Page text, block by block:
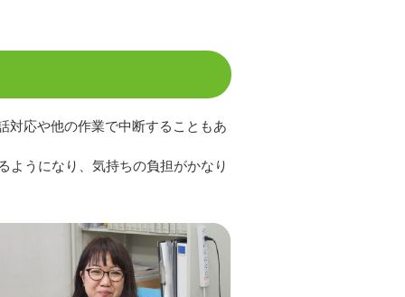
対応や他の作業で中断することもあ
ようになり、気持ちの負担がかなり